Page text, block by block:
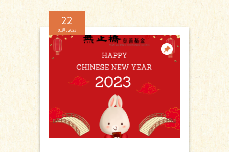
22
01月, 2023